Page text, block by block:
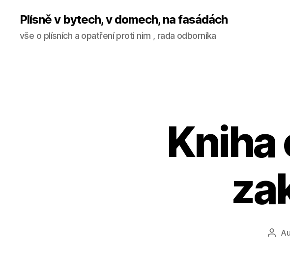
Plísně v bytech, v domech, na fasádách
vše o plísních a opatření proti nim , rada odborníka
Kniha